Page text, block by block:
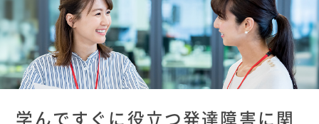
学んですぐに役立つ発達障害に関